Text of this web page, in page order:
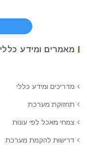
מאמרים ומידע כללי
מדריכים ומידע כללי
תחזוקת מערכת
צמחי מאכל לפי עונות
דרישות להקמת מערכת